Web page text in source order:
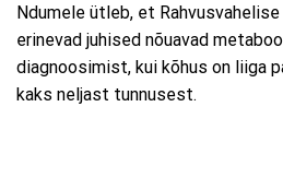
Ndumele ütleb, et
erinevad juhised nõuavad
diagnoosimist, kui kõhus on liiga
kaks neljast tunnusest.